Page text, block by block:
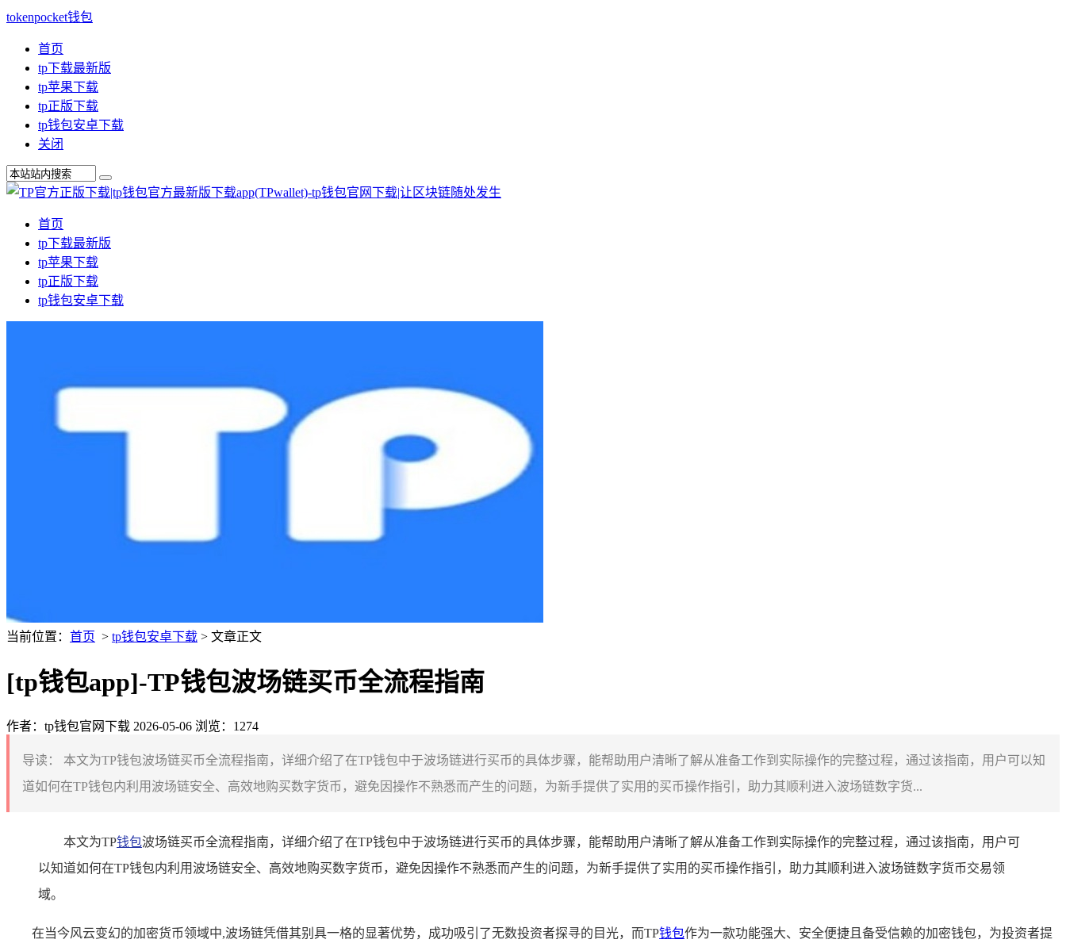
tokenpocket钱包
首页
tp下载最新版
tp苹果下载
tp正版下载
tp钱包安卓下载
关闭
首页
tp下载最新版
tp苹果下载
tp正版下载
tp钱包安卓下载
当前位置： 首页 > tp钱包安卓下载 > 文章正文
[tp钱包app]-TP钱包波场链买币全流程指南
作者：tp钱包官网下载 2026-05-06 浏览：1274
导读：
本文为TP钱包波场链买币全流程指南，详细介绍了在TP钱包中于波场链进行买币的具体步骤，能帮助用户清晰了解从准备工作到实际操作的完整过程，通过该指南，用户可以知
道如何在TP钱包内利用波场链安全、高效地购买数字货币，避免因操作不熟悉而产生的问题，为新手提供了实用的买币操作指引，助力其顺利进入波场链数字货...
本文为TP钱包波场链买币全流程指南，详细介绍了在TP钱包中于波场链进行买币的具体步骤，能帮助用户清晰了解从准备工作到实际操作的完整过程，通过该指南，用户可
以知道如何在TP钱包内利用波场链安全、高效地购买数字货币，避免因操作不熟悉而产生的问题，为新手提供了实用的买币操作指引，助力其顺利进入波场链数字货币交易领
域。
在当今风云变幻的加密货币领域中,波场链凭借其别具一格的显著优势，成功吸引了无数投资者探寻的目光，而TP钱包作为一款功能强大、安全便捷且备受信赖的加密钱包，为投资者提